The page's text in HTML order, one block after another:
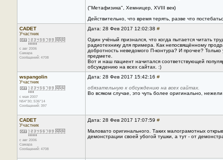
("Метафизика", Хемницер, XVIII век)
Действительно, что время терять, разве что
CADET
Участник
с авг 2006
Самара
Сообщений: 4708
Дата: 28 Фев 2017 12:02:38 #
Один учёный признался, что когда пытается читать
радиотехнику для примера. Как непосвящённому
добротность неведомого П-контура? И прочее?
предмете.
Вот и наш пациент начитался соответствующей
обсуждению на всех сайтах. :)
wspangolin
Участник
с мая 2007
N54*30; S36*14
Сообщений: 397
Дата: 28 Фев 2017 15:42:16 #
обязательную к обсуждению на всех сайтах.
Во всяком случае, это чуть более оригинально,
CADET
Участник
с авг 2006
Самара
Сообщений: 4708
Дата: 28 Фев 2017 17:07:59 #
Маловато оригинального. Таких малограмотных
демонстрации своей убогой тушки, а тут - от